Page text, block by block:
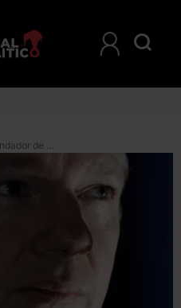
Interpol ordena captura de fundador de Wikileaks